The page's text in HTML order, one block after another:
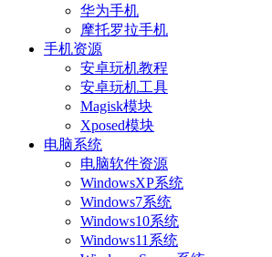
华为手机
摩托罗拉手机
手机资源
安卓玩机教程
安卓玩机工具
Magisk模块
Xposed模块
电脑系统
电脑软件资源
WindowsXP系统
Windows7系统
Windows10系统
Windows11系统